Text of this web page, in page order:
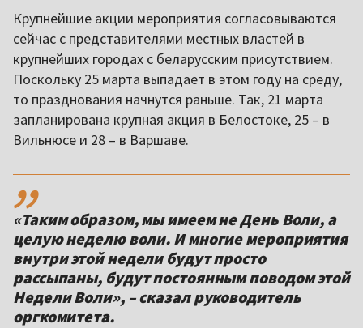
Крупнейшие акции мероприятия согласовываются
сейчас с представителями местных властей в
крупнейших городах с беларусским присутствием.
Поскольку 25 марта выпадает в этом году на среду,
то празднования начнутся раньше. Так, 21 марта
запланирована крупная акция в Белостоке, 25 – в
Вильнюсе и 28 – в Варшаве.
,,
«Таким образом, мы имеем не День Воли, а
целую неделю воли. И многие мероприятия
внутри этой недели будут просто
рассыпаны, будут постоянным поводом этой
Недели Воли», – сказал руководитель
оргкомитета.